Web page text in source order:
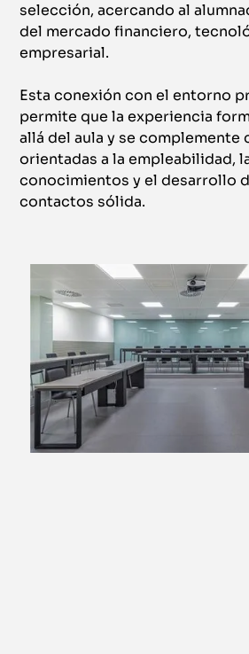
selección, acercando al
del mercado financiero,
empresarial.
Esta conexión con el entorno
permite que la experiencia
allá del aula y se complemente
orientadas a la empleabilidad,
conocimientos y el desarrollo
contactos sólida.